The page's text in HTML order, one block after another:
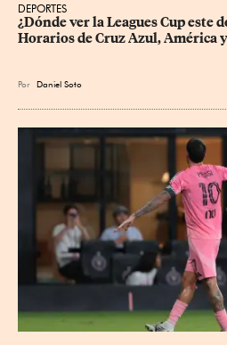
DEPORTES
¿Dónde ver la Leagues Cup este
Horarios de Cruz Azul, América
Por Daniel Soto